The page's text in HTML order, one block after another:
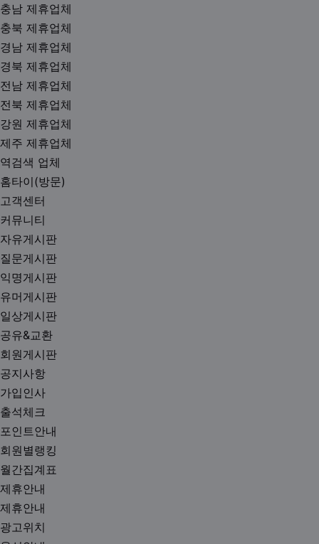
충남 제휴업체
충북 제휴업체
경남 제휴업체
경북 제휴업체
전남 제휴업체
전북 제휴업체
강원 제휴업체
제주 제휴업체
역검색 업체
홈타이(방문)
고객센터
커뮤니티
자유게시판
질문게시판
익명게시판
유머게시판
일상게시판
공유&교환
회원게시판
공지사항
가입인사
출석체크
포인트안내
회원별랭킹
월간집계표
제휴안내
제휴안내
광고위치